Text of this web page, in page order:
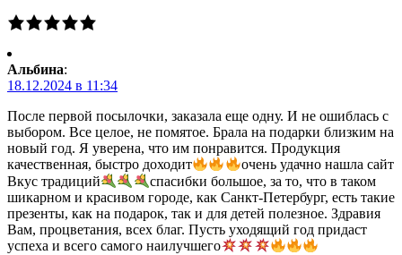
Альбина:
18.12.2024 в 11:34
После первой посылочки, заказала еще одну. И не ошиблась с
выбором. Все целое, не помятое. Брала на подарки близким на
новый год. Я уверена, что им понравится. Продукция
качественная, быстро доходит
очень удачно нашла сайт
Вкус традиций
спасибки большое, за то, что в таком
шикарном и красивом городе, как Санкт-Петербург, есть такие
презенты, как на подарок, так и для детей полезное. Здравия
Вам, процветания, всех благ. Пусть уходящий год придаст
успеха и всего самого наилучшего